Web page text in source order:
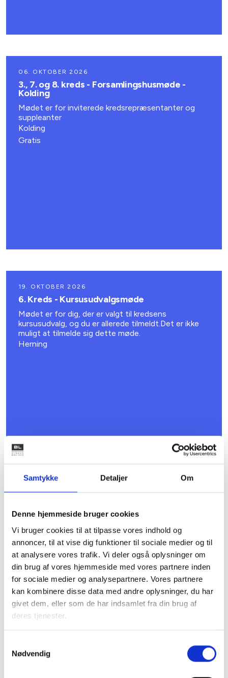
Samtykke Detaljer Om
Denne hjemmeside bruger cookies
Vi bruger cookies til at tilpasse vores indhold og
annoncer, til at vise dig funktioner til sociale medier og til
at analysere vores trafik. Vi deler også oplysninger om
din brug af vores hjemmeside med vores partnere inden
for sociale medier og analysepartnere. Vores partnere
kan kombinere disse data med andre oplysninger, du har
givet dem, eller som de har indsamlet fra din brug af
deres tjenester.
Nødvendig
06. OKTOBER 2026
3., 7. og 8. kreds - Forsamlingshusmøde -
Kolding
Mødet er for inviterede kredsrepræsentanter og
suppleanter
Kolding
Gratis
19. OKTOBER 2026
6. Kreds - Kursusudvalgsmøde
Mødet er for dig, der er valgt til kredsens
kursusudvalg, og du er allerede tilmeldt.Det er ikke
muligt at tilmelde sig dette møde.
Herning
4., 6. og 10. kreds - Fælles forretningsfører og
Forretningsførere og direktører i 4., 6. og 10. kreds
er inviteret til et fællesmøde hos Aars Boligforening.
Grenaa
Gratis